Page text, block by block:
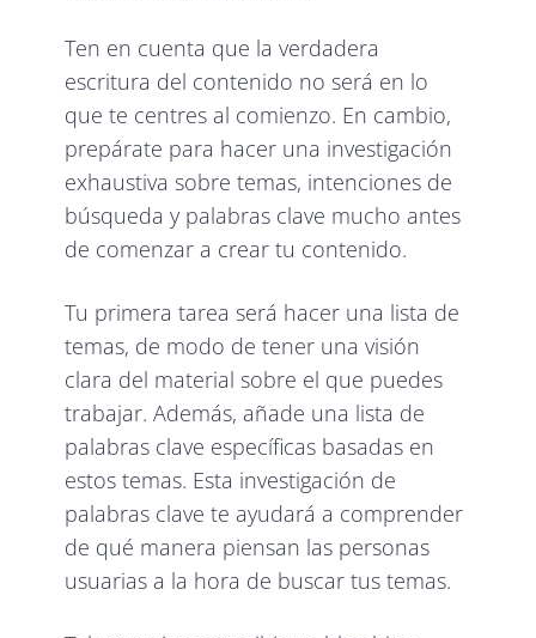
Ten en cuenta que la verdadera
escritura del contenido no será en lo
que te centres al comienzo. En cambio,
prepárate para hacer una investigación
exhaustiva sobre temas, intenciones de
búsqueda y palabras clave mucho antes
de comenzar a crear tu contenido.
Tu primera tarea será hacer una lista de
temas, de modo de tener una visión
clara del material sobre el que puedes
trabajar. Además, añade una lista de
palabras clave específicas basadas en
estos temas. Esta investigación de
palabras clave te ayudará a comprender
de qué manera piensan las personas
usuarias a la hora de buscar tus temas.